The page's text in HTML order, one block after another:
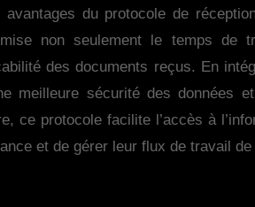
avantages du protocole de
non seulement le temps de
des documents reçus. En
meilleure sécurité des données
ce protocole facilite l’accès à
et de gérer leur flux de travail